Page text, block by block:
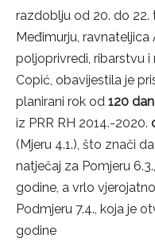
razdoblju od 20. do 22.
Međimurju,
poljoprivredi, ribarstvu
Copić, obavijestila je
planirani rok od 120
iz PRR RH 2014.-2020.
(Mjeru 4.1.), što znači
natječaj za Pomjeru
godine, a vrlo
Podmjeru 7.4., koja je
godine